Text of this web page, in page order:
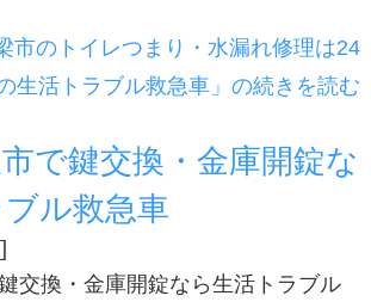
市のトイレつまり・水漏れ修理は24
生活トラブル救急車」の続きを読む
で鍵交換・金庫開錠な
ル救急車
]
交換・金庫開錠なら生活トラブル